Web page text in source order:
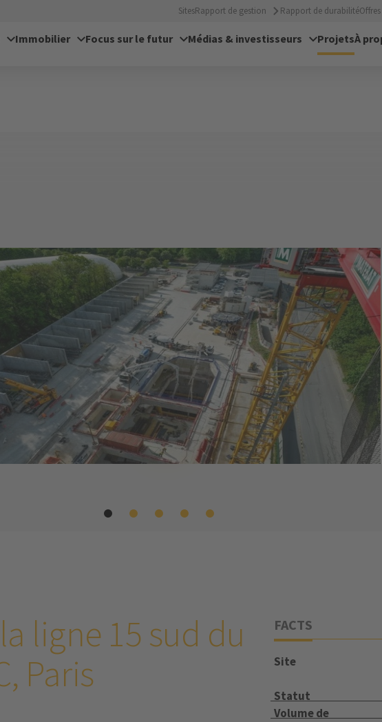
SitesRapport de gestion Rapport de durabilité
Immobilier Focus sur le futur Médias & investisseurs ProjetsÀ
ligne 15 sud du
Paris
FACTS
Site
Statut
Volume de